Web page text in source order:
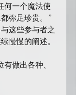
何一个魔法使
弥足珍贵。”
这些参与者之
慢慢的阐述。
做出各种、